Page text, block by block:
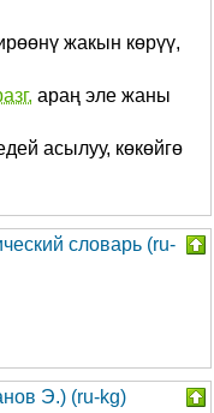
жакын көрүү,
араң эле жаны
асылуу, көкөйгө
словарь (ru-
Э.) (ru-kg)